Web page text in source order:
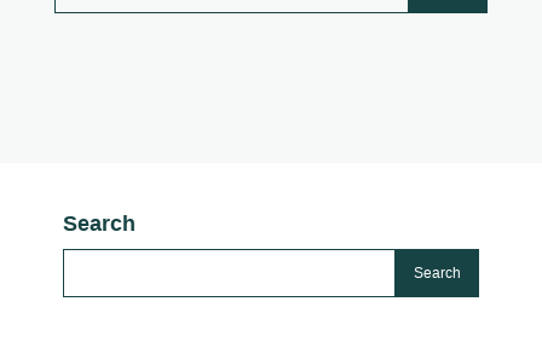
Search